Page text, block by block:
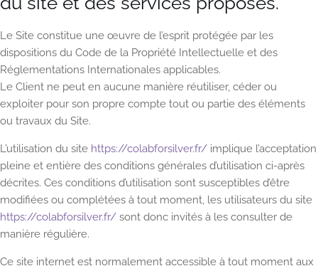
Le Site constitue une œuvre de l’esprit protégée par les
dispositions du Code de la Propriété Intellectuelle et des
Réglementations Internationales applicables.
Le Client ne peut en aucune manière réutiliser, céder ou
exploiter pour son propre compte tout ou partie des éléments
ou travaux du Site.
L’utilisation du site https://colabforsilver.fr/ implique l’acceptation
pleine et entière des conditions générales d’utilisation ci-après
décrites. Ces conditions d’utilisation sont susceptibles d’être
modifiées ou complétées à tout moment, les utilisateurs du site
https://colabforsilver.fr/ sont donc invités à les consulter de
manière régulière.
Ce site internet est normalement accessible à tout moment aux